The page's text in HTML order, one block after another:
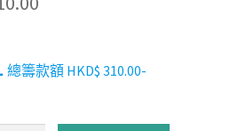
總籌款額 HKD$ 310.00-